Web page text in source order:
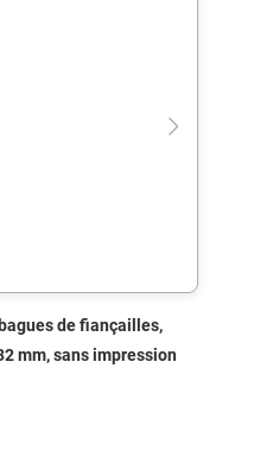
de fiançailles,
mm, sans impression